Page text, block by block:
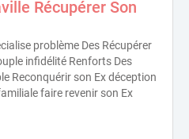
Récupérer Son
problème Des Récupérer
infidélité Renforts Des
Reconquérir son Ex déception
faire revenir son Ex